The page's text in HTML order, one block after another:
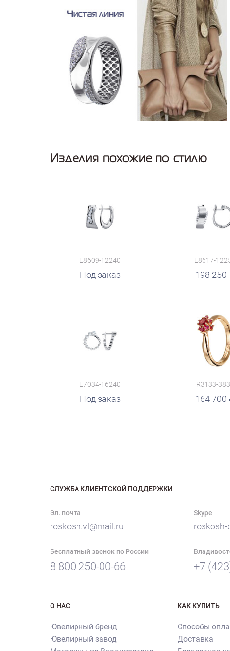
Изделия похожие по стилю
E8609-12240
Под заказ
E8617-
198 250
руб.
E7034-16240
Под заказ
R3133-
164 700
руб. руб.
СЛУЖБА КЛИЕНТСКОЙ ПОДДЕРЖКИ
Эл. почта
roskosh.vl@mail.ru
Skype
roskosh-
Бесплатный звонок по России
8 800 250-00-66 +7
О НАС
Ювелирный бренд
Ювелирный завод
КАК КУПИТЬ
Способы
Доставка